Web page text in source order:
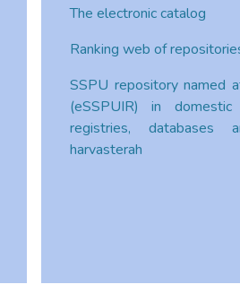
The electronic catalog
Ranking web of
SSPU repository named
(eSSPUIR) in domestic
registries, databases
harvasterah